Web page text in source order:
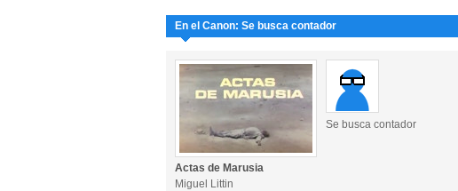
En el Canon: Se busca contador
Se busca contador
Actas de Marusia
Miguel Littin